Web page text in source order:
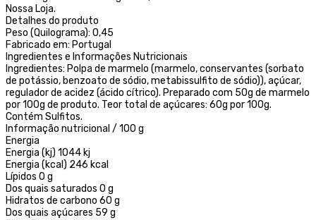
Nossa Loja.
Detalhes do produto
Peso (Quilograma): 0,45
Fabricado em: Portugal
Ingredientes e Informações Nutricionais
Ingredientes: Polpa de marmelo (marmelo, conservantes (sorbato
de potássio, benzoato de sódio, metabissulfito de sódio)), açúcar,
regulador de acidez (ácido cítrico). Preparado com 50g de marmelo
por 100g de produto. Teor total de açúcares: 60g por 100g.
Contém Sulfitos.
Informação nutricional / 100 g
Energia
Energia (kj) 1044 kj
Energia (kcal) 246 kcal
Lípidos 0 g
Dos quais saturados 0 g
Hidratos de carbono 60 g
Dos quais açúcares 59 g